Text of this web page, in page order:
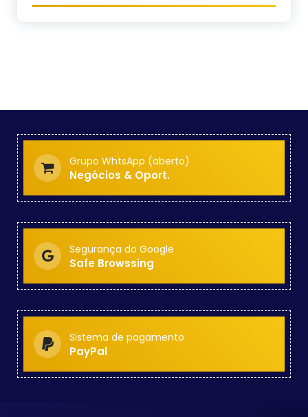
Grupo WhtsApp (aberto)
Negócios & Oport.
Segurança do Google
Safe Browssing
Sistema de pagamento
PayPal